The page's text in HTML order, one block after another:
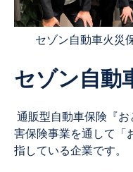
セゾン自動車火災
セゾン自動
通販型自動車保険『
害保険事業を通して「
指している企業です。